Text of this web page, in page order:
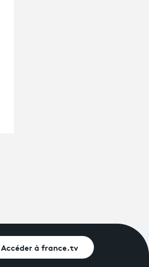
Accéder à france.tv